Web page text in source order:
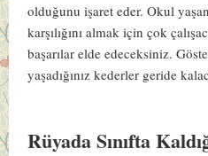
olduğunu işaret eder. Okul
karşılığını almak için çok
başarılar elde edeceksiniz.
yaşadığınız kederler geride
Rüyada Sınıfta